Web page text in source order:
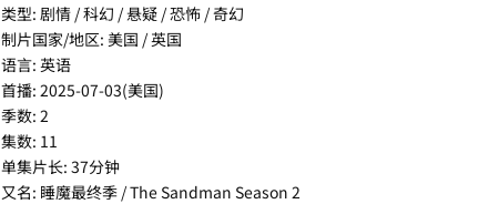
类型: 剧情 / 科幻 / 悬疑 / 恐怖 / 奇幻
制片国家/地区: 美国 / 英国
语言: 英语
首播: 2025-07-03(美国)
季数: 2
集数: 11
单集片长: 37分钟
又名: 睡魔最终季 / The Sandman Season 2